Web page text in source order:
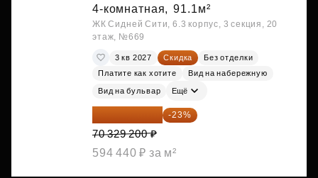
4-комнатная, 91.1м²
ЖК Сидней Сити, 6.3 корпус, 3 секция, 20
этаж, №669
3 кв 2027 Скидка
Без отделки
Платите как хотите
Вид на набережную
Вид на бульвар Ещё
54 153 484 ₽ -23%
70 329 200 ₽
594 440 ₽ за м²